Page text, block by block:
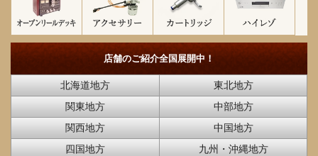
店舗のご紹介全国展開中！
北海道地方
東北地方
関東地方
中部地方
関西地方
中国地方
四国地方
九州・沖縄地方